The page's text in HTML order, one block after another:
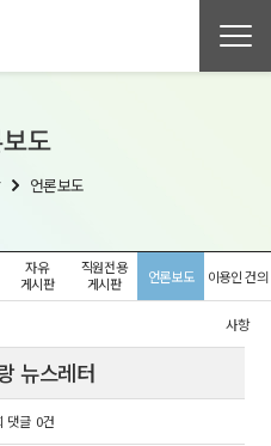
도
언론보도
자유
게시판
직원전용
게시판
언론보도 이용인 건의
사항
뉴스레터
댓글 0건